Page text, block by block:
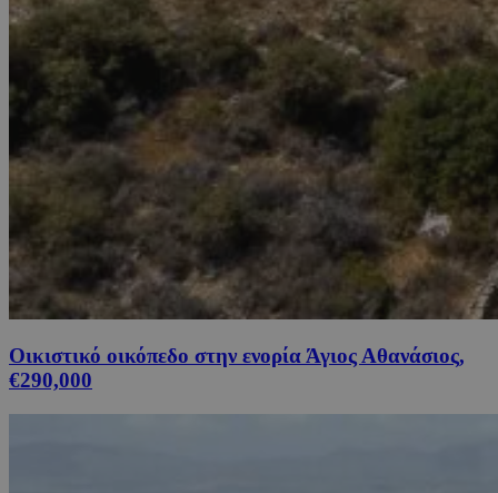
Οικιστικό οικόπεδο στην ενορία Άγιος Αθανάσιος,
€290,000